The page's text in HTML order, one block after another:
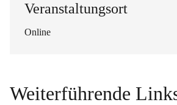
Veranstaltungsort
Online
Weiterführende